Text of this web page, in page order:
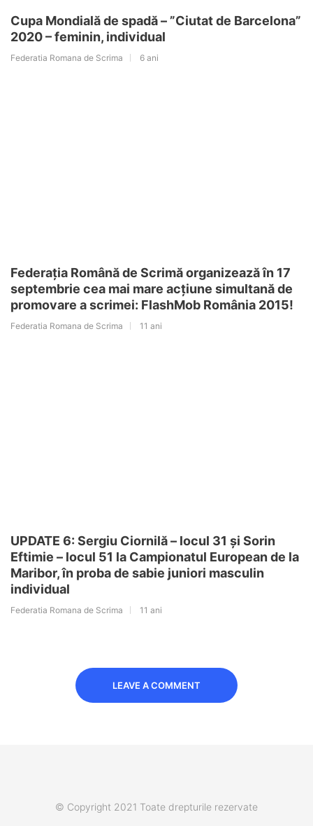
Cupa Mondială de spadă – ”Ciutat de Barcelona”
2020 – feminin, individual
Federatia Romana de Scrima 6 ani
Federația Română de Scrimă organizează în 17
septembrie cea mai mare acțiune simultană de
promovare a scrimei: FlashMob România 2015!
Federatia Romana de Scrima 11 ani
UPDATE 6: Sergiu Ciornilă – locul 31 și Sorin
Eftimie – locul 51 la Campionatul European de la
Maribor, în proba de sabie juniori masculin
individual
Federatia Romana de Scrima 11 ani
LEAVE A COMMENT
© Copyright 2021 Toate drepturile rezervate